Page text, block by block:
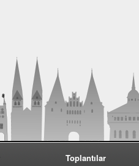
Toplantılar